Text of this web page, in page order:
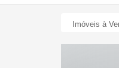
Imóveis à